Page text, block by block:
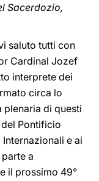
Sacerdozio,
saluto tutti con
Cardinal Jozef
interprete dei
circa lo
plenaria di questi
Pontificio
e ai
a
il prossimo 49°